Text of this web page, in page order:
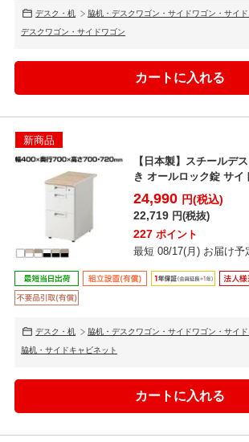
デスク・机 脇机・デスクワゴン・サイドワゴン・サイ
デスクワゴン・サイドワゴン
新商品
【日本製】スチールデ
き オールロック錠 サイ
ビネット ...
24,990 円(税込)
22,719 円(税抜)
227 ポイント
最短 08/17(月) お届け予
デスク・机 脇机・デスクワゴン・サイドワゴン・サイ
脇机・サイドキャビネット